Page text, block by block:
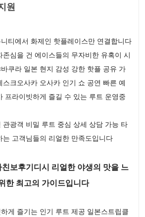
원
티에서 화제인 핫플레이스만 연결합니다
심을 건 에이스들의 무자비한 유혹이 시
쿠라 일본 현지 감성 강한 핫플 공유 가
크오사카 오사카 인기 쇼 공연 빠른 예
프라이빗하게 즐길 수 있는 루트 운영중
관광객 비밀 루트 중심 상세 상담 가능 타
는 고객님들의 리얼한 만족도입니다
보후기디시 리얼한 야생의 맛을 느
한 최고의 가이드입니다
게 즐기는 인기 루트 제공 일본스트립클